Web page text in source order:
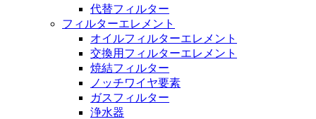
代替フィルター
フィルターエレメント
オイルフィルターエレメント
交換用フィルターエレメント
焼結フィルター
ノッチワイヤ要素
ガスフィルター
浄水器